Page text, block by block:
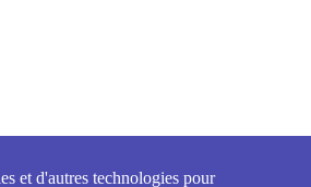
et d'autres technologies pour